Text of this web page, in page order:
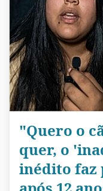
"Quero o
quer, o
inédito